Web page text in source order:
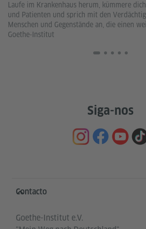
Laufe im Krankenhaus herum, kümmere
und Patienten und sprich mit den
Menschen und Gegenstände an, die einen
Goethe-Institut
Siga-nos
Service- und
Contacto
Goethe-Institut e.V.